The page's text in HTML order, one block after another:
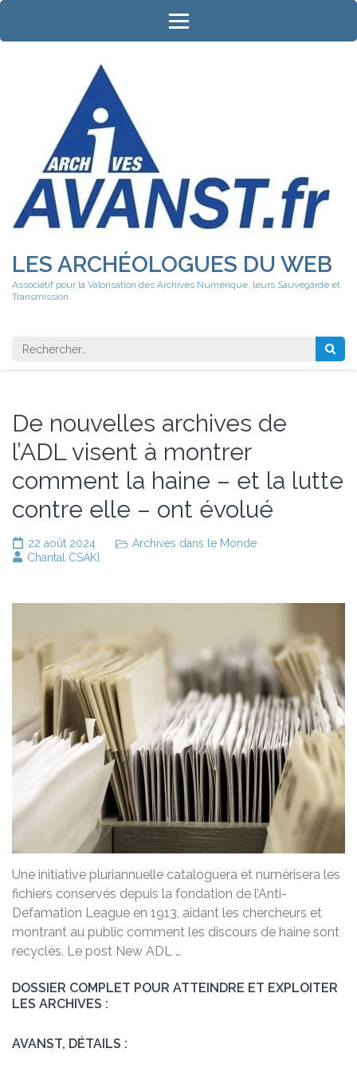
Aller
contenu
LES ARCHÉOLOGUES DU WEB
Associatif pour la Valorisation des Archives Numérique, leurs Sauvegarde et
Transmission.
Rechercher
De nouvelles archives de
l’ADL visent à montrer
comment la haine – et la lutte
contre elle – ont évolué
22 août 2024
Archives dans le Monde
Chantal CSAKI
Une initiative pluriannuelle cataloguera et numérisera les
fichiers conservés depuis la fondation de l’Anti-
Defamation League en 1913, aidant les chercheurs et
montrant au public comment les discours de haine sont
recyclés. Le post New ADL …
DOSSIER COMPLET POUR ATTEINDRE ET EXPLOITER
LES ARCHIVES :
AVANST, DÉTAILS :